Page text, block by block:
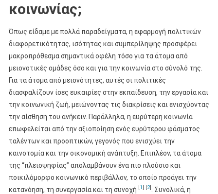
κοινωνίας;
Όπως είδαμε με πολλά παραδείγματα, η εφαρμογή πολιτικών
διαφορετικότητας, ισότητας και συμπερίληψης προσφέρει
μακροπρόθεσμα σημαντικά οφέλη τόσο για τα άτομα από
μειονοτικές ομάδες όσο και για την κοινωνία στο σύνολό της.
Για τα άτομα από μειονότητες, αυτές οι πολιτικές
διασφαλίζουν ίσες ευκαιρίες στην εκπαίδευση, την εργασία και
την κοινωνική ζωή, μειώνοντας τις διακρίσεις και ενισχύοντας
την αίσθηση του ανήκειν. Παράλληλα, η ευρύτερη κοινωνία
επωφελείται από την αξιοποίηση ενός ευρύτερου φάσματος
ταλέντων και προοπτικών, γεγονός που ενισχύει την
καινοτομία και την οικονομική ανάπτυξη. Επιπλέον, τα άτομα
της “πλειοψηφίας” απολαμβάνουν ένα πιο πλούσιο και
ποικιλόμορφο κοινωνικό περιβάλλον, το οποίο προάγει την
κατανόηση, τη συνεργασία και τη συνοχή
1 2]
. Συνολικά, η